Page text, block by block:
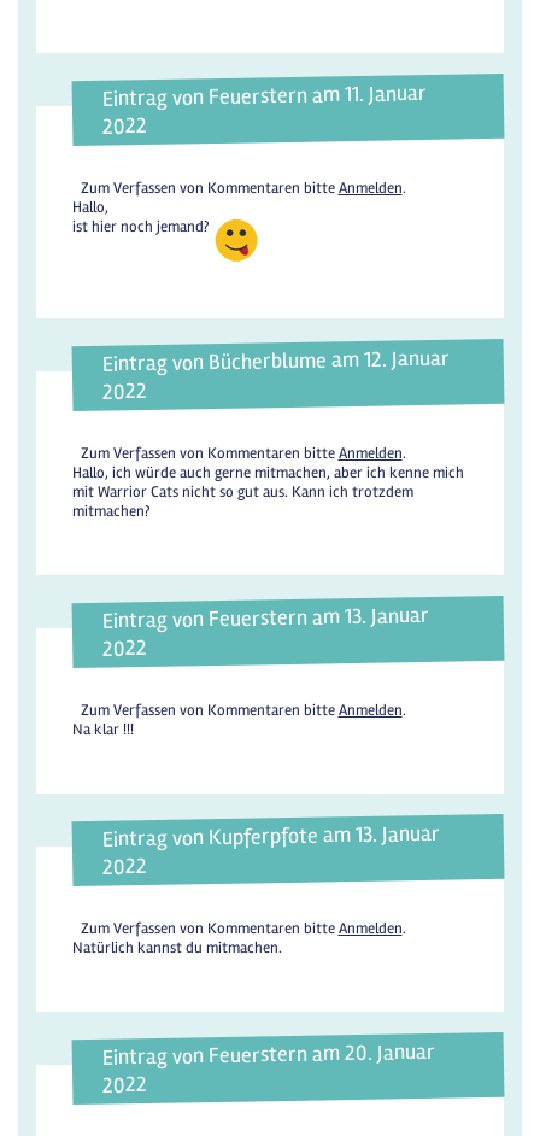
Eintrag von Feuerstern am 11. Januar
2022
Zum Verfassen von Kommentaren bitteAnmelden.
Hallo,
ist hier noch jemand?
Eintrag von Bücherblume am 12. Januar
2022
Zum Verfassen von Kommentaren bitteAnmelden.
Hallo, ich würde auch gerne mitmachen, aber ich kenne mich
mit Warrior Cats nicht so gut aus. Kann ich trotzdem
mitmachen?
Eintrag von Feuerstern am 13. Januar
2022
Zum Verfassen von Kommentaren bitteAnmelden.
Na klar !!!
Eintrag von Kupferpfote am 13. Januar
2022
Zum Verfassen von Kommentaren bitteAnmelden.
Natürlich kannst du mitmachen.
Eintrag von Feuerstern am 20. Januar
2022